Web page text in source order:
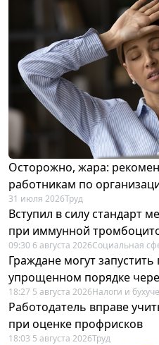
Осторожно, жара:
работникам по
31 июля 2026Труд
Вступил в силу стандарт
при иммунной
09:30 6 августа 2026Социальная
Граждане могут
упрощенном порядке
18:27 5 августа 2026Налоги и
Работодатель вправе
при оценке профрисков
18:03 5 августа 2026Труд